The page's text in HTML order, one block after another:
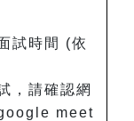
試時間 (依
，請確認網
meet